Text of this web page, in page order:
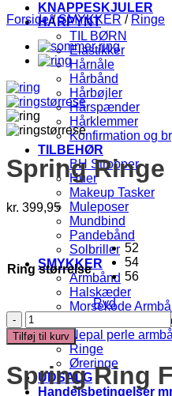
KNAPPESKJULER
HÅRPYNT
TIL BØRN
Elastikker
Hårnåle
Hårbånd
Hårbøjler
Hårspænder
Hårklemmer
Konfirmation og
TILBEHØR
BH Stropper
Huer
Makeup Tasker
Muleposer
Mundbind
Pandebånd
Solbriller
SMYKKER
Armbånd
Halskæder
Morsekode
Natursten
Nepal perle
Ringe
Øreringe
UDSALG
Handelsbetingelser
Forside / SMYKKER / Ringe
Spring Ringe
kr. 399,95
Ring størrelse
52
54
56
Ryd
Spring
Ringe
antal
Tilføj til kurv
Spring Ring